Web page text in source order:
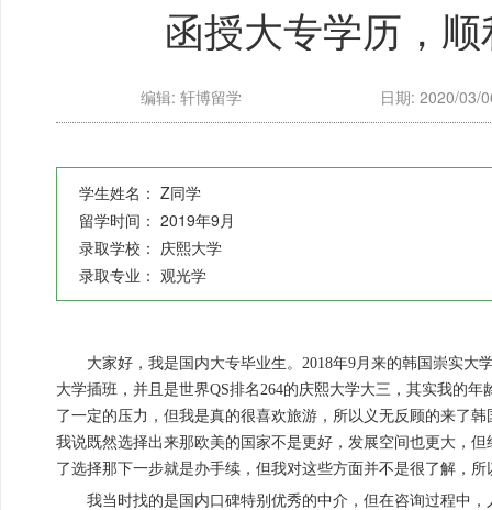
函授大专学历，
编辑: 轩博留学 日期: 2020/03/
学生姓名： Z同学
留学时间： 2019年9月
录取学校： 庆熙大学
录取专业： 观光学
大家好，我是国内大专毕业生。2018年9月来的韩国崇实大
大学插班，并且是世界QS排名264的庆熙大学大三，其实我的年
了一定的压力，但我是真的很喜欢旅游，所以义无反顾的来了韩
我说既然选择出来那欧美的国家不是更好，发展空间也更大，
了选择那下一步就是办手续，但我对这些方面并不是很了解，
我当时找的是国内口碑特别优秀的中介，但在咨询过程中